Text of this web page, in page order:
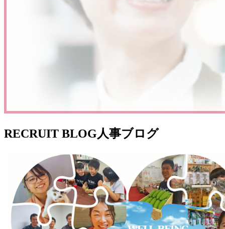
RECRUIT BLOG人事ブログ